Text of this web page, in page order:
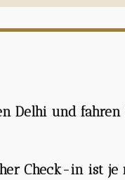
Delhi und
Check-in ist je